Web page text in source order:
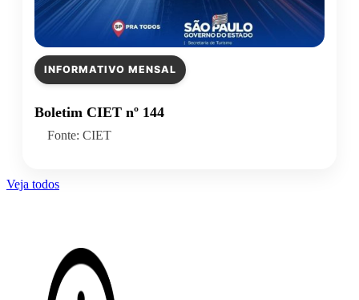
INFORMATIVO MENSAL
Boletim CIET nº 144
Fonte: CIET
Veja todos